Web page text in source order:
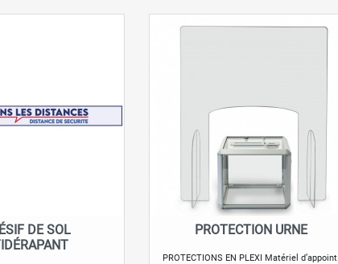
rapide
DE SOL
 Aperçu rapide
PROTECTION URNE
PROTECTIONS EN PLEXI Matériel d’appoint